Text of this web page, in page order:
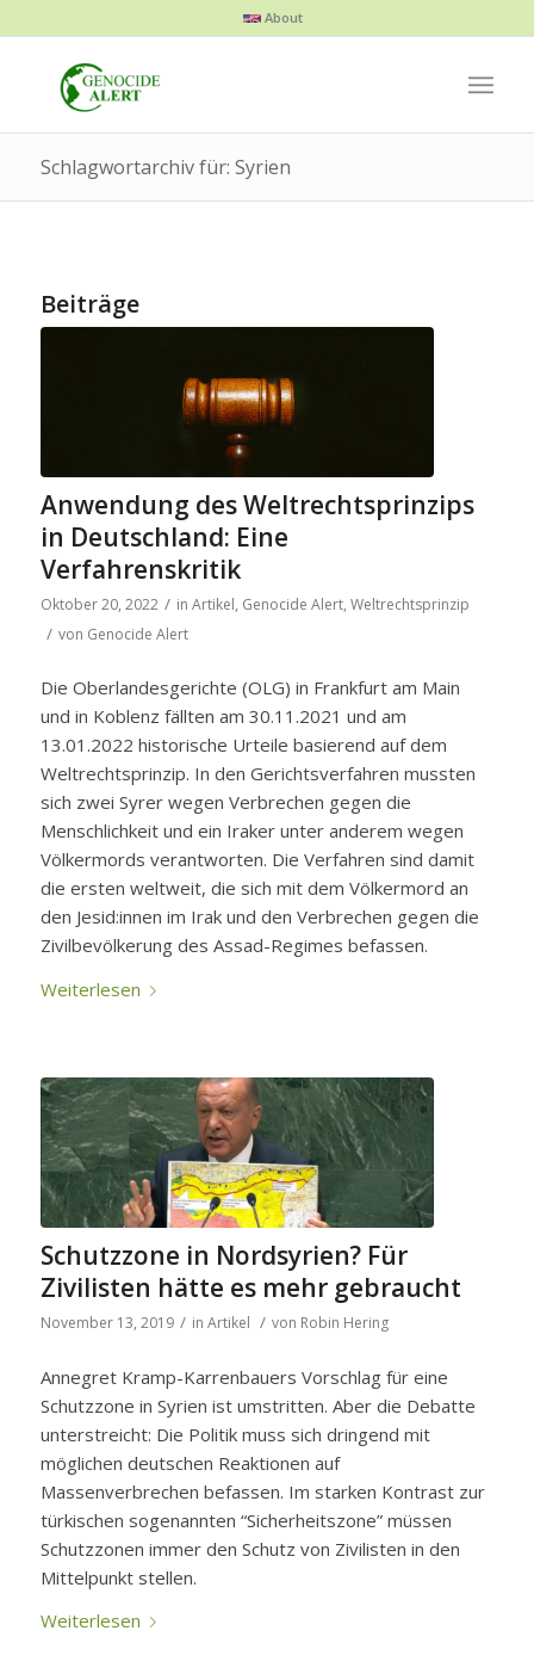
About
Schlagwortarchiv für: Syrien
Beiträge
Anwendung des Weltrechtsprinzips
in Deutschland: Eine
Verfahrenskritik
Oktober 20, 2022 / in Artikel, Genocide Alert, Weltrechtsprinzip
/ von Genocide Alert
Die Oberlandesgerichte (OLG) in Frankfurt am Main
und in Koblenz fällten am 30.11.2021 und am
13.01.2022 historische Urteile basierend auf dem
Weltrechtsprinzip. In den Gerichtsverfahren mussten
sich zwei Syrer wegen Verbrechen gegen die
Menschlichkeit und ein Iraker unter anderem wegen
Völkermords verantworten. Die Verfahren sind damit
die ersten weltweit, die sich mit dem Völkermord an
den Jesid:innen im Irak und den Verbrechen gegen die
Zivilbevölkerung des Assad-Regimes befassen.
Weiterlesen
Schutzzone in Nordsyrien? Für
Zivilisten hätte es mehr gebraucht
November 13, 2019 / in Artikel / von Robin Hering
Annegret Kramp-Karrenbauers Vorschlag für eine
Schutzzone in Syrien ist umstritten. Aber die Debatte
unterstreicht: Die Politik muss sich dringend mit
möglichen deutschen Reaktionen auf
Massenverbrechen befassen. Im starken Kontrast zur
türkischen sogenannten “Sicherheitszone” müssen
Schutzzonen immer den Schutz von Zivilisten in den
Mittelpunkt stellen.
Weiterlesen